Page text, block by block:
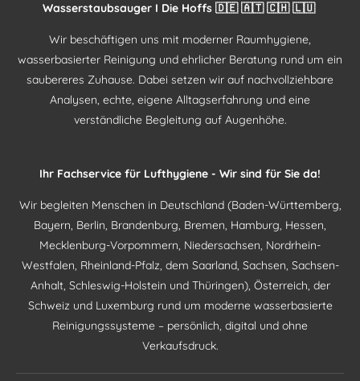
Wasserstaubsauger I Die Hoffs 🇩🇪 🇦🇹 🇨🇭 🇱🇺
Wir beschäftigen uns mit moderner Raumhygiene,
wasserbasierter Reinigung und ehrlicher Beratung rund um ein
saubereres Zuhause. Dabei setzen wir auf nachvollziehbare
Analysen, echte, eigene Alltagserfahrung und eine
verständliche Begleitung auf Augenhöhe.
Ihr Fachservice für Lufthygiene - Wir sind für Sie da!
Wir begleiten Menschen in Deutschland (Baden-Württemberg,
Bayern, Berlin, Brandenburg, Bremen, Hamburg, Hessen,
Mecklenburg-Vorpommern, Niedersachsen, Nordrhein-
Westfalen, Rheinland-Pfalz, dem Saarland, Sachsen, Sachsen-
Anhalt, Schleswig-Holstein und Thüringen), Österreich, der
Schweiz und Luxemburg rund um moderne wasserbasierte
Reinigungssysteme – persönlich, digital und ohne
Verkaufsdruck.